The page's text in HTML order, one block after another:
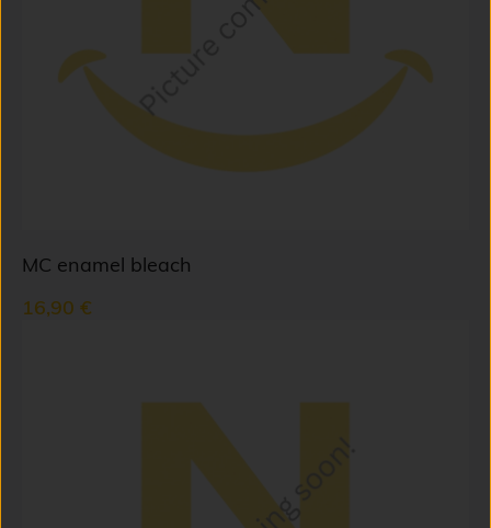
MC enamel bleach
16,90 €